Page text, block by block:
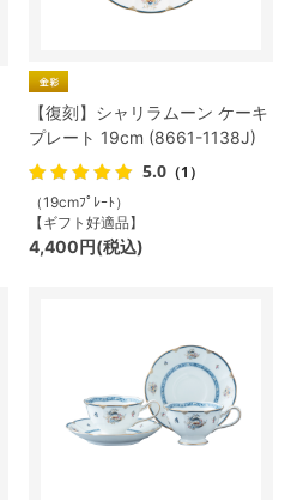
【復刻】シャリラムーン ケーキ
プレート 19cm (8661-1138J)
5.0 （1）
（19cmﾌﾟﾚｰﾄ）
【ギフト好適品】
4,400円(税込)